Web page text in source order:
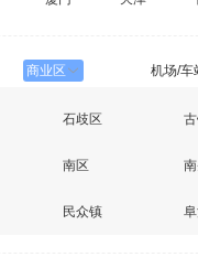
商业区 机场/车
石歧区
南区
民众镇